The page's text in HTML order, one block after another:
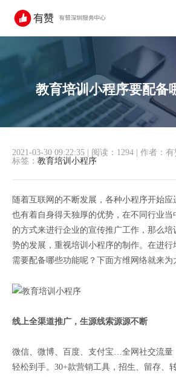
教育培训小程序要配备
2021-03-30 09:22:35 阅读：1294 作者：
标签： 教育培训小程序
随着互联网的不断发展，各种小程序开始
也有着自身得天独厚的优势，在不同行业
的方式来进行企业的宣传推广工作，那么
势的发展，重视培训小程序的制作。在进行
需要配备哪些功能呢？下面方维网络就来为
线上全渠道推广，生源线索源源不断
微信、微博、百度、支付宝…全网社交流量
轻松到手。30+款营销工具，招生、留存、